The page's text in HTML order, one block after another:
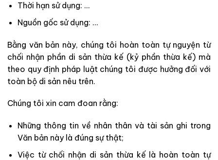
Thời hạn sử dụng: …
Nguồn gốc sử dụng: …
Bằng văn bản này, chúng tôi hoàn toàn tự nguyện từ
chối nhận phần di sản thừa kế (kỷ phần thừa kế) mà
theo quy định pháp luật chúng tôi được hưởng đối với
toàn bộ di sản nêu trên.
Chúng tôi xin cam đoan rằng:
Những thông tin về nhân thân và tài sản ghi trong
Văn bản này là đúng sự thật;
Việc từ chối nhận di sản thừa kế là hoàn toàn tự